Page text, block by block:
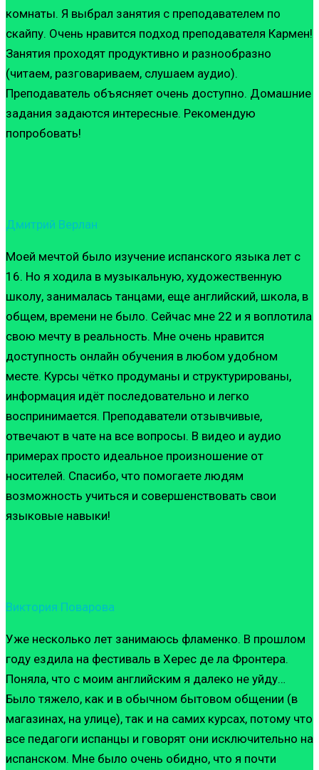
комнаты. Я выбрал занятия с преподавателем по
скайпу. Очень нравится подход преподавателя Кармен!
Занятия проходят продуктивно и разнообразно
(читаем, разговариваем, слушаем аудио).
Преподаватель объясняет очень доступно. Домашние
задания задаются интересные. Рекомендую
попробовать!
Дмитрий Верлан
Моей мечтой было изучение испанского языка лет с
16. Но я ходила в музыкальную, художественную
школу, занималась танцами, еще английский, школа, в
общем, времени не было. Сейчас мне 22 и я воплотила
свою мечту в реальность. Мне очень нравится
доступность онлайн обучения в любом удобном
месте. Курсы чётко продуманы и структурированы,
информация идёт последовательно и легко
воспринимается. Преподаватели отзывчивые,
отвечают в чате на все вопросы. В видео и аудио
примерах просто идеальное произношение от
носителей. Спасибо, что помогаете людям
возможность учиться и совершенствовать свои
языковые навыки!
Виктория Поварова
Уже несколько лет занимаюсь фламенко. В прошлом
году ездила на фестиваль в Херес де ла Фронтера.
Поняла, что с моим английским я далеко не уйду…
Было тяжело, как и в обычном бытовом общении (в
магазинах, на улице), так и на самих курсах, потому что
все педагоги испанцы и говорят они исключительно на
испанском. Мне было очень обидно, что я почти